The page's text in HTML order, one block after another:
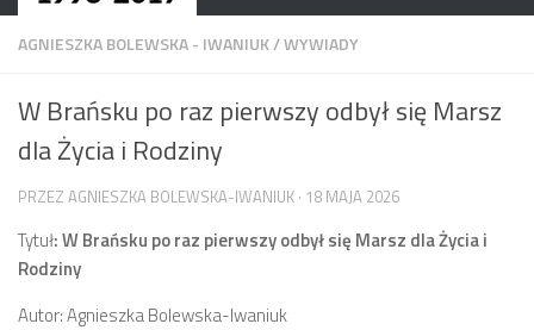
AGNIESZKA BOLEWSKA - IWANIUK/WYWIADY
W Brańsku po raz pierwszy odbył się Marsz
dla Życia i Rodziny
PRZEZ AGNIESZKA BOLEWSKA-IWANIUK · 18 MAJA 2026
Tytuł: W Brańsku po raz pierwszy odbył się Marsz dla Życia i
Rodziny
Autor: Agnieszka Bolewska-Iwaniuk